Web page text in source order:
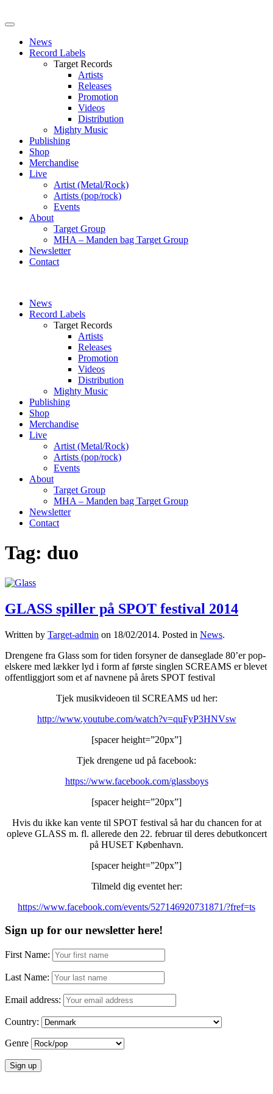
News
Record Labels
Target Records
Artists
Releases
Promotion
Videos
Distribution
Mighty Music
Publishing
Shop
Merchandise
Live
Artist (Metal/Rock)
Artists (pop/rock)
Events
About
Target Group
MHA – Manden bag Target Group
Newsletter
Contact
News
Record Labels
Target Records
Artists
Releases
Promotion
Videos
Distribution
Mighty Music
Publishing
Shop
Merchandise
Live
Artist (Metal/Rock)
Artists (pop/rock)
Events
About
Target Group
MHA – Manden bag Target Group
Newsletter
Contact
Tag: duo
GLASS spiller på SPOT festival 2014
Written by Target-admin on 18/02/2014. Posted in News.
Drengene fra Glass som for tiden forsyner de danseglade 80’er pop-
elskere med lækker lyd i form af første singlen SCREAMS er blevet
offentliggjort som et af navnene på årets SPOT festival
Tjek musikvideoen til SCREAMS ud her:
http://www.youtube.com/watch?v=quFyP3HNVsw
[spacer height=”20px”]
Tjek drengene ud på facebook:
https://www.facebook.com/glassboys
[spacer height=”20px”]
Hvis du ikke kan vente til SPOT festival så har du chancen for at
opleve GLASS m. fl. allerede den 22. februar til deres debutkoncert
på HUSET København.
[spacer height=”20px”]
Tilmeld dig eventet her:
https://www.facebook.com/events/527146920731871/?fref=ts
Sign up for our newsletter here!
First Name:
Last Name:
Email address:
Country:
Genre